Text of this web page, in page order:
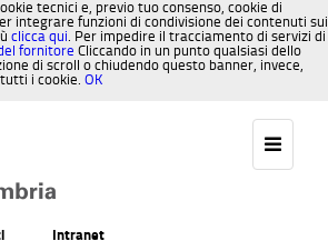
tecnici e, previo tuo consenso, cookie di
integrare funzioni di condivisione dei contenuti sui
clicca qui. Per impedire il tracciamento di servizi di
fornitore Cliccando in un punto qualsiasi dello
di scroll o chiudendo questo banner, invece,
i cookie. OK
Intranet